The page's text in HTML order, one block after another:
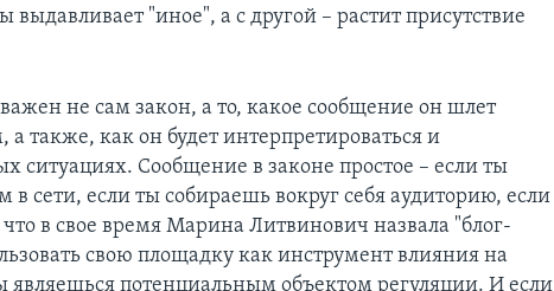
выдавливает "иное", а с другой – растит присутствие
не сам закон, а то, какое сообщение он шлет
а также, как он будет интерпретироваться и
ситуациях. Сообщение в законе простое – если ты
сети, если ты собираешь вокруг себя аудиторию, если
что в свое время Марина Литвинович назвала "блог-
свою площадку как инструмент влияния на
являешься потенциальным объектом регуляции. И если